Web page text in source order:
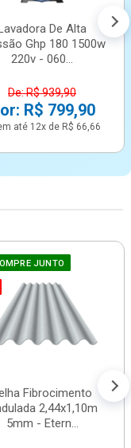
De Alta
Ghp 180 1500w
220v - 060...
De: R$ 939,90
R$ 799,90
até 12x de R$ 66,66
JUNTO
Fibrocimento
2,44x1,10m
5mm - Etern...